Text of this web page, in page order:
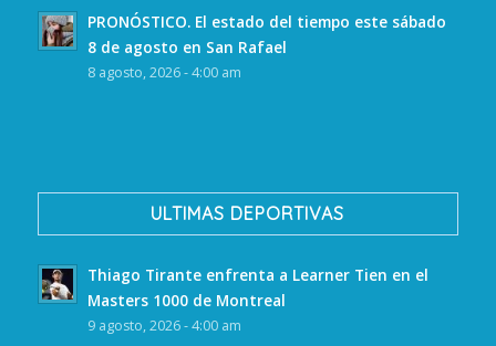
PRONÓSTICO. El estado del tiempo este sábado
8 de agosto en San Rafael
8 agosto, 2026 - 4:00 am
ULTIMAS DEPORTIVAS
Thiago Tirante enfrenta a Learner Tien en el
Masters 1000 de Montreal
9 agosto, 2026 - 4:00 am